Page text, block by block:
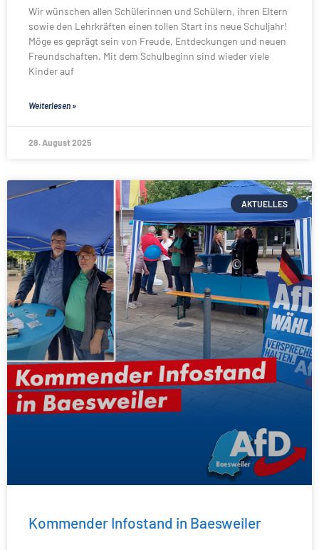
Wir wünschen allen Schülerinnen und Schülern, ihren Eltern
sowie den Lehrkräften einen tollen Start ins neue Schuljahr!
Möge es geprägt sein von Freude, Entdeckungen und neuen
Freundschaften. Mit dem Schulbeginn sind wieder viele
Kinder auf
Weiterlesen »
28. August 2025
AKTUELLES
Kommender Infostand in Baesweiler